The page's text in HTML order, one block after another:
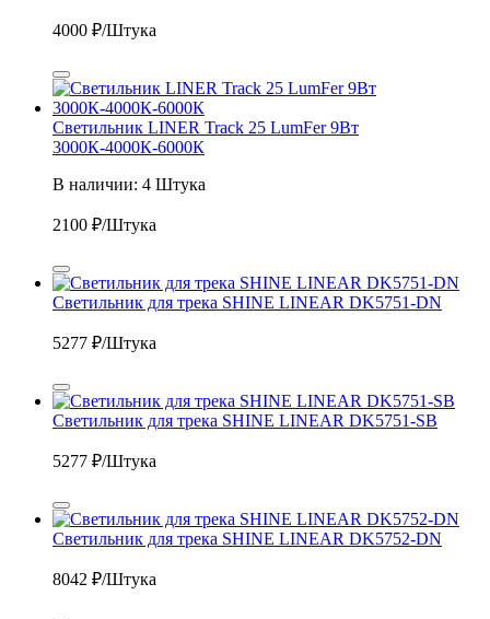
4000 ₽/Штука
Светильник LINER Track 25 LumFer 9Вт
3000К-4000К-6000К
В наличии: 4 Штука
2100 ₽/Штука
Светильник для трека SHINE LINEAR DK5751-DN
5277 ₽/Штука
Светильник для трека SHINE LINEAR DK5751-SB
5277 ₽/Штука
Светильник для трека SHINE LINEAR DK5752-DN
8042 ₽/Штука